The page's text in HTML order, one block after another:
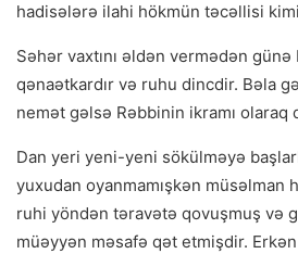
hadisələrə ilahi hökmün təcəllisi
Səhər vaxtını əldən vermədən
qənaətkardır və ruhu dincdir. Bəla
nemət gəlsə Rəbbinin ikramı olaraq
Dan yeri yeni-yeni sökülməyə
yuxudan oyanmamışkən müsəlman
ruhi yöndən təravətə qovuşmuş və
müəyyən məsafə qət etmişdir.